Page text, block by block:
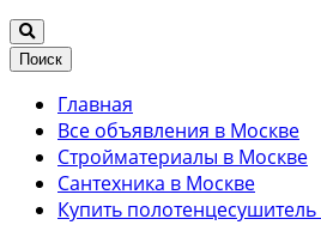
Поиск
Главная
Все объявления в Москве
Стройматериалы в Москве
Сантехника в Москве
Купить